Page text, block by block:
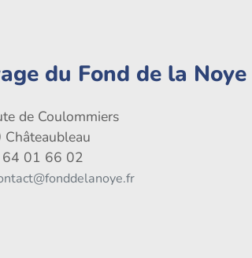
du Fond de la Noye
de Coulommiers
01 66 02